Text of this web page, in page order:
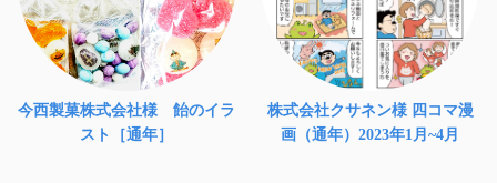
今西製菓株式会社様 飴のイラ
スト［通年］
株式会社クサネン様 四コマ漫
画（通年）2023年1月~4月